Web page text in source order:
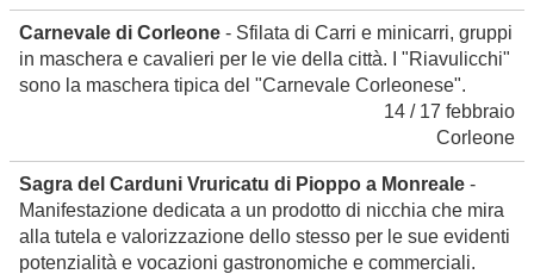
Carnevale di Corleone - Sfilata di Carri e minicarri, gruppi
in maschera e cavalieri per le vie della città. I "Riavulicchi"
sono la maschera tipica del "Carnevale Corleonese".
14 / 17 febbraio
Corleone
Sagra del Carduni Vruricatu di Pioppo a Monreale -
Manifestazione dedicata a un prodotto di nicchia che mira
alla tutela e valorizzazione dello stesso per le sue evidenti
potenzialità e vocazioni gastronomiche e commerciali.